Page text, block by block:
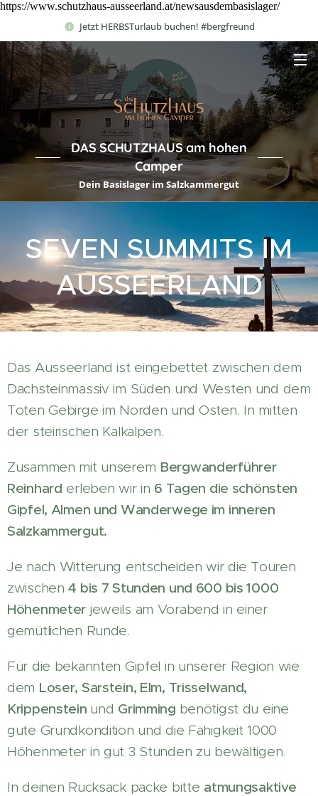
https://www.schutzhaus-ausseerland.at/newsausdembasislager/
Jetzt HERBSTurlaub buchen! #bergfreund
DAS SCHUTZHAUS am hohen
Camper
Dein Basislager im Salzkammergut
SEVEN SUMMITS IM
AUSSEERLAND
Das Ausseerland ist eingebettet zwischen dem
Dachsteinmassiv im Süden und Westen und dem
Toten Gebirge im Norden und Osten. In mitten
der steirischen Kalkalpen.
Zusammen mit unserem Bergwanderführer
Reinhard erleben wir in 6 Tagen die schönsten
Gipfel, Almen und Wanderwege im inneren
Salzkammergut.
Je nach Witterung entscheiden wir die Touren
zwischen4 bis 7 Stunden und 600 bis 1000
Höhenmeter jeweils am Vorabend in einer
gemütlichen Runde.
Für die bekannten Gipfel in unserer Region wie
dem Loser, Sarstein, Elm, Trisselwand,
Krippenstein und Grimming benötigst du eine
gute Grundkondition und die Fähigkeit 1000
Höhenmeter in gut 3 Stunden zu bewältigen.
In deinen Rucksack packe bitte atmungsaktive